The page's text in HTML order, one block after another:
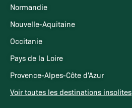
Normandie
Nouvelle-Aquitaine
Occitanie
Pays de la Loire
Provence-Alpes-Côte d'Azur
Voir toutes les destinations insolites